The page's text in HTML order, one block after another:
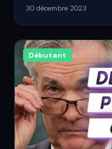
liberté financière.
30 décembre 2023
Débutant